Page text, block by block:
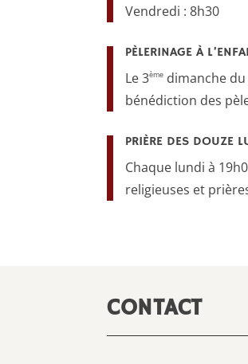
Vendredi : 8h30
PÈLERINAGE À
Le 3ème dimanche
bénédiction des
PRIÈRE DES DOUZE
Chaque lundi à
religieuses et
CONTACT